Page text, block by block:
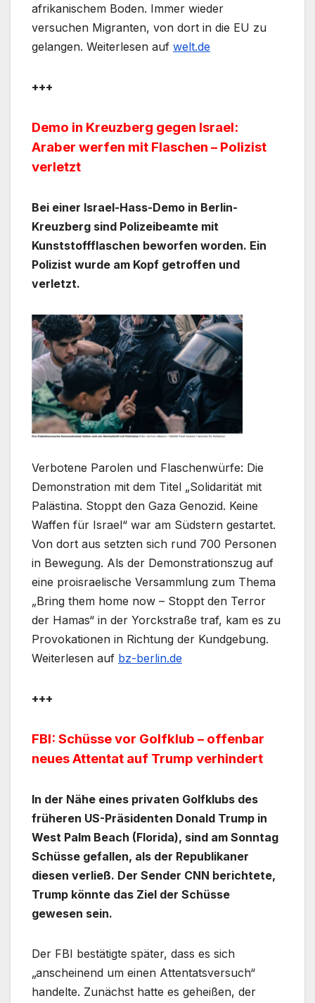
afrikanischem Boden. Immer wieder
versuchen Migranten, von dort in die EU zu
gelangen. Weiterlesen auf welt.de
+++
Demo in Kreuzberg gegen Israel:
Araber werfen mit Flaschen – Polizist
verletzt
Bei einer Israel-Hass-Demo in Berlin-
Kreuzberg sind Polizeibeamte mit
Kunststoffflaschen beworfen worden. Ein
Polizist wurde am Kopf getroffen und
verletzt.
Verbotene Parolen und Flaschenwürfe: Die
Demonstration mit dem Titel „Solidarität mit
Palästina. Stoppt den Gaza Genozid. Keine
Waffen für Israel“ war am Südstern gestartet.
Von dort aus setzten sich rund 700 Personen
in Bewegung. Als der Demonstrationszug auf
eine proisraelische Versammlung zum Thema
„Bring them home now – Stoppt den Terror
der Hamas“ in der Yorckstraße traf, kam es zu
Provokationen in Richtung der Kundgebung.
Weiterlesen auf bz-berlin.de
+++
FBI: Schüsse vor Golfklub – offenbar
neues Attentat auf Trump verhindert
In der Nähe eines privaten Golfklubs des
früheren US-Präsidenten Donald Trump in
West Palm Beach (Florida), sind am Sonntag
Schüsse gefallen, als der Republikaner
diesen verließ. Der Sender CNN berichtete,
Trump könnte das Ziel der Schüsse
gewesen sein.
Der FBI bestätigte später, dass es sich
„anscheinend um einen Attentatsversuch“
handelte. Zunächst hatte es geheißen, der